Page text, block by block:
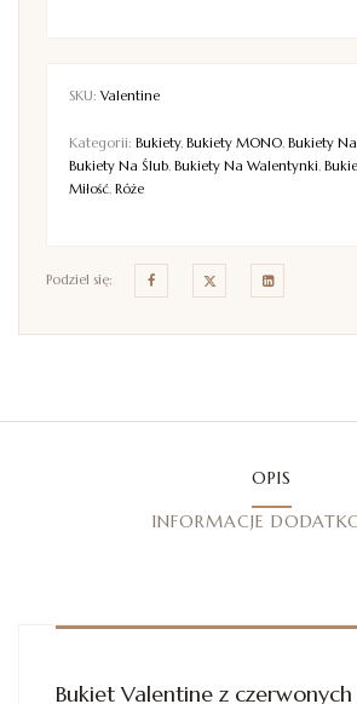
SKU: Valentine
Kategorii: Bukiety, Bukiety MONO, Bukiety
Bukiety Na Ślub, Bukiety Na Walentynki,
Miłość, Róże
Podziel się:
OPIS
INFORMACJE
Bukiet Valentine z czerwonych